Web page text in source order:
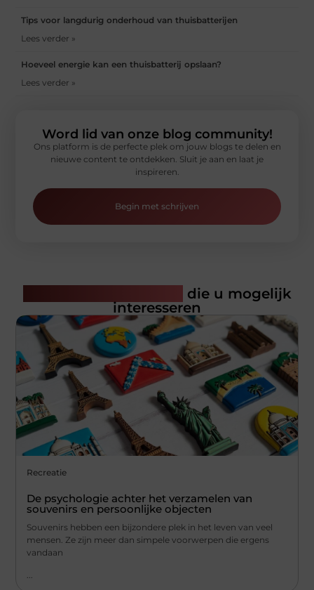
Tips voor langdurig onderhoud van thuisbatterijen
Lees verder »
Hoeveel energie kan een thuisbatterij opslaan?
Lees verder »
Word lid van onze blog community!
Ons platform is de perfecte plek om jouw blogs te delen en
nieuwe content te ontdekken. Sluit je aan en laat je
inspireren.
Begin met schrijven
die u mogelijk
interesseren
Recreatie
De psychologie achter het verzamelen van
souvenirs en persoonlijke objecten
Souvenirs hebben een bijzondere plek in het leven van veel
mensen. Ze zijn meer dan simpele voorwerpen die ergens
vandaan
...